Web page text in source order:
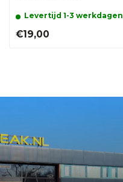
Levertijd 1-3 werkdagen
€19,00